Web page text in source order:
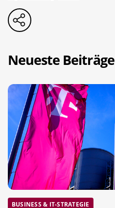
Neueste Beiträge
BUSINESS & IT-STRATEGIE